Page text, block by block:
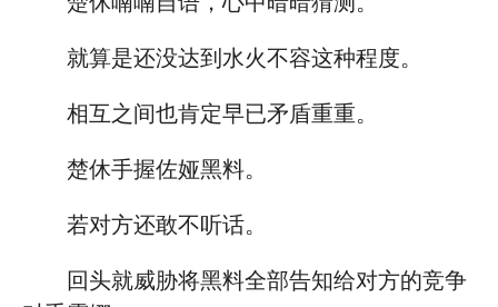
就算是还没达到水火不容这种程度。
相互之间也肯定早已矛盾重重。
楚休手握佐娅黑料。
若对方还敢不听话。
回头就威胁将黑料全部告知给对方的竞争